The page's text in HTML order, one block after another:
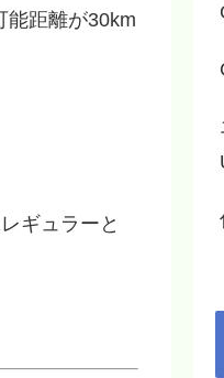
能距離が30km
ギュラーと